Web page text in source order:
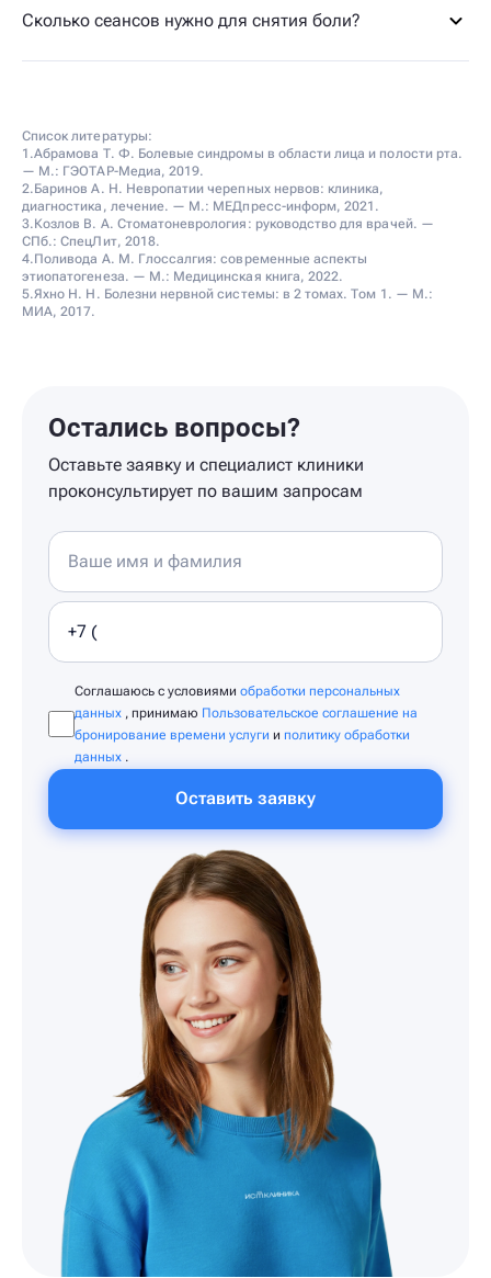
Сколько сеансов нужно для снятия боли?
Список литературы:
1.Абрамова Т. Ф. Болевые синдромы в области лица и полости рта.
— М.: ГЭОТАР-Медиа, 2019.
2.Баринов А. Н. Невропатии черепных нервов: клиника,
диагностика, лечение. — М.: МЕДпресс-информ, 2021.
3.Козлов В. А. Стоматоневрология: руководство для врачей. —
СПб.: СпецЛит, 2018.
4.Поливода А. М. Глоссалгия: современные аспекты
этиопатогенеза. — М.: Медицинская книга, 2022.
5.Яхно Н. Н. Болезни нервной системы: в 2 томах. Том 1. — М.:
МИА, 2017.
Остались вопросы?
Оставьте заявку и специалист клиники
проконсультирует по вашим запросам
Соглашаюсь с условиями обработки персональных
данных , принимаю Пользовательское соглашение на
бронирование времени услуги и политику обработки
данных .
Оставить заявку